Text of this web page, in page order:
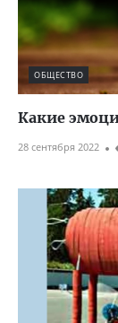
ОБЩЕСТВО
Какие
28 сентября 2022